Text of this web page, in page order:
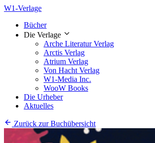
W1-Verlage
Bücher
Die Verlage
Arche Literatur Verlag
Arctis Verlag
Atrium Verlag
Von Hacht Verlag
W1-Media Inc.
WooW Books
Die Urheber
Aktuelles
Zurück zur Buchübersicht